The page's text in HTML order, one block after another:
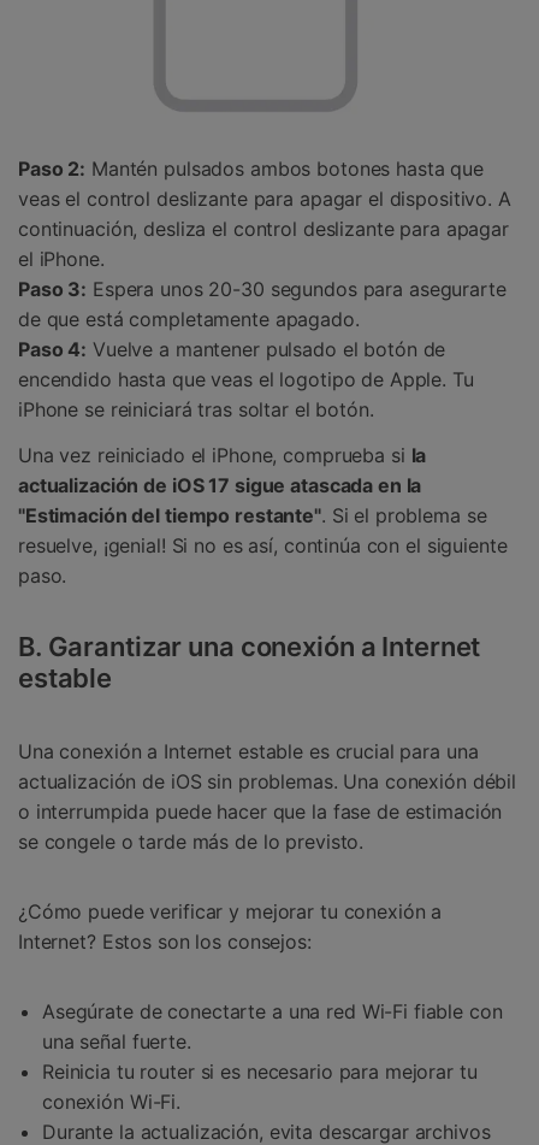
Paso 2: Mantén pulsados ambos botones hasta que
veas el control deslizante para apagar el dispositivo. A
continuación, desliza el control deslizante para apagar
el iPhone.
Paso 3: Espera unos 20-30 segundos para asegurarte
de que está completamente apagado.
Paso 4: Vuelve a mantener pulsado el botón de
encendido hasta que veas el logotipo de Apple. Tu
iPhone se reiniciará tras soltar el botón.
Una vez reiniciado el iPhone, comprueba si la
actualización de iOS 17 sigue atascada en la
"Estimación del tiempo restante". Si el problema se
resuelve, ¡genial! Si no es así, continúa con el siguiente
paso.
B. Garantizar una conexión a Internet
estable
Una conexión a Internet estable es crucial para una
actualización de iOS sin problemas. Una conexión débil
o interrumpida puede hacer que la fase de estimación
se congele o tarde más de lo previsto.
¿Cómo puede verificar y mejorar tu conexión a
Internet? Estos son los consejos:
Asegúrate de conectarte a una red Wi-Fi fiable con
una señal fuerte.
Reinicia tu router si es necesario para mejorar tu
conexión Wi-Fi.
Durante la actualización, evita descargar archivos